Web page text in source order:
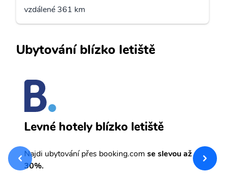
vzdálené 361 km
Ubytování blízko letiště
Levné hotely blízko letiště
Najdi ubytování přes booking.com se slevou až
30%.